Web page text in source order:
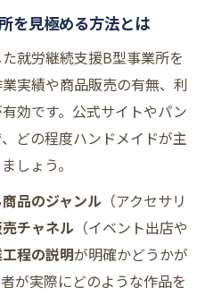
を見極める方法とは
就労継続支援B型事業所を
実績や商品販売の有無、利
効です。公式サイトやパン
どの程度ハンドメイドが主
しょう。
品のジャンル （アクセサリ
チャネル （イベント出店や
程の説明が明確かどうかが
が実際にどのような作品を